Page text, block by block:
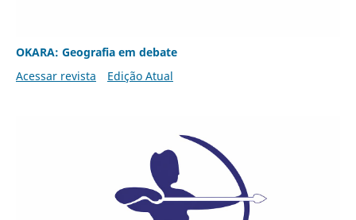
OKARA: Geografia em debate
Acessar revista
Edição Atual